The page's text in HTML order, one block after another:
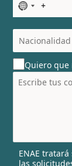
N
o
c
o
u
n
t
l
e
Quiero que
ENAE
las